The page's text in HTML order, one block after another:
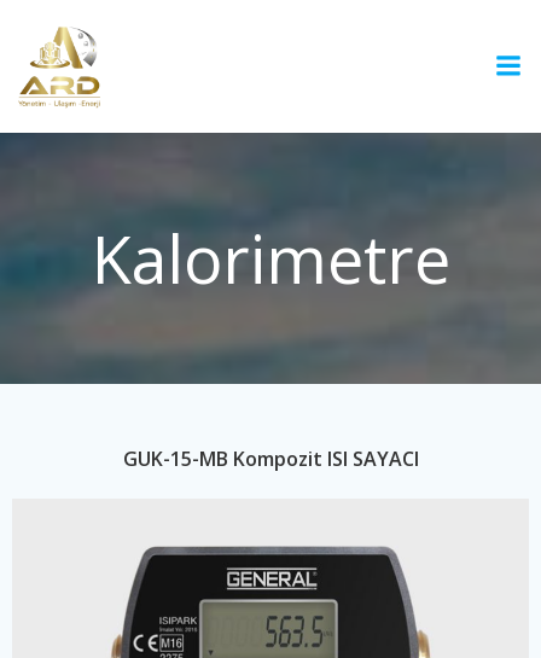
Kalorimetre
GUK-15-MB Kompozit ISI SAYACI